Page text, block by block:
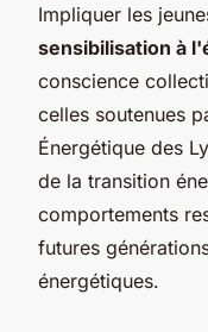
Impliquer les
sensibilisation à
conscience
celles soutenues
Énergétique des
de la transition
comportements
futures
énergétiques.